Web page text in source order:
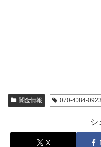
闇金情報 070-4084-0923
シ
X